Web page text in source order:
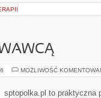
MOŻLIWOŚĆ
sptopolka.pl to praktyczna